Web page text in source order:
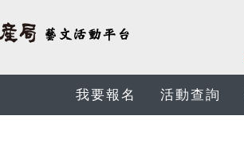
我要報名 活動查詢